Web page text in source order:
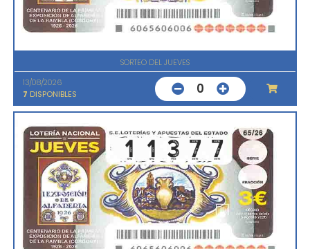
SORTEO DEL JUEVES
13/08/2026
7 DISPONIBLES 0